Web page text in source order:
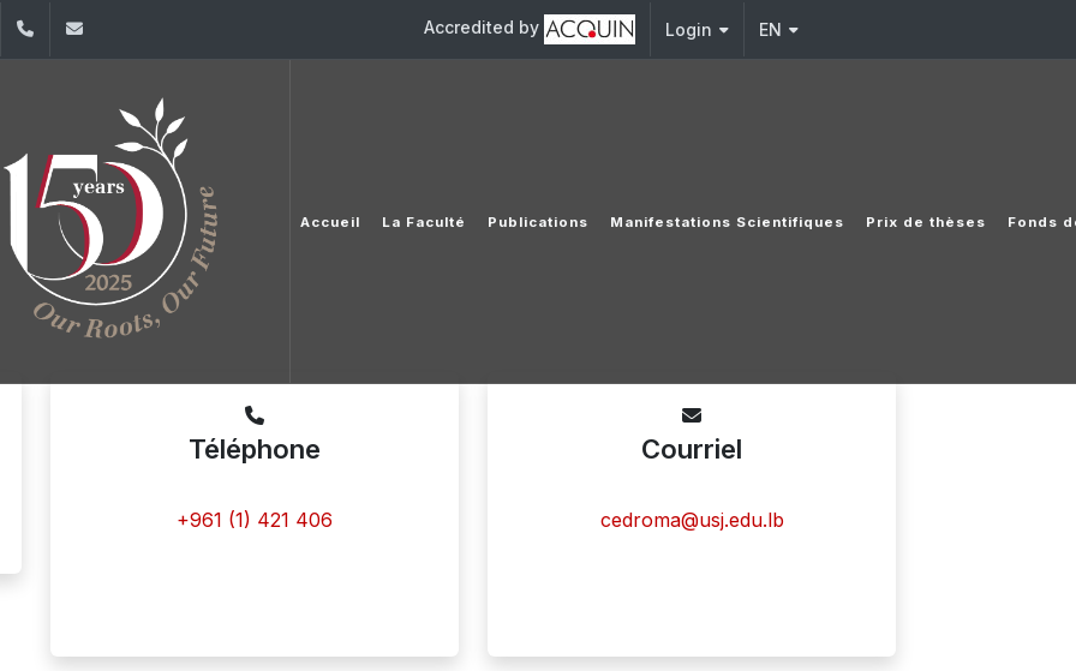
YouTube+961 (1) 421 406 Accredited by Login EN
Accueil La Faculté Publications Manifestations Scientifiques Prix de thèses Fonds
Téléphone
+961 (1) 421 406
Courriel
cedroma@usj.edu.lb